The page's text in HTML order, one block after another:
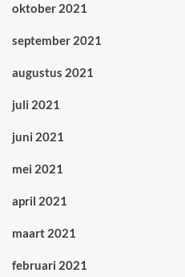
oktober 2021
september 2021
augustus 2021
juli 2021
juni 2021
mei 2021
april 2021
maart 2021
februari 2021